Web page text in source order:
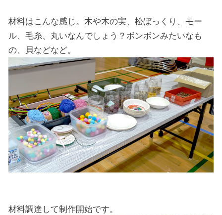
材料はこんな感じ。木や木の実、松ぼっくり、モー
ル、毛糸、丸いなんでしょう？ボンボンみたいなも
の、貝などなど。
材料調達して制作開始です。